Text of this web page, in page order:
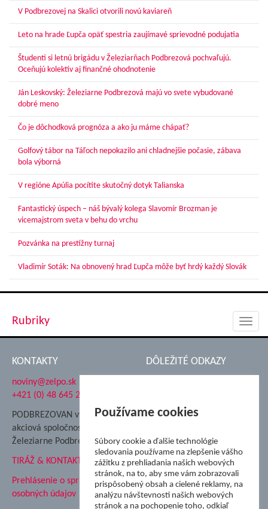
V Podbrezovej na Skalici otvorili novú kaviareň
Leto na hrade Ľupča opäť spestria zaujímavé sprievodné podujatia
Študenti si letnú brigádu v Železiarňach Podbrezová pochvaľujú.
Oceňujú kolektív aj finančné ohodnotenie
Ján Leskovský: Železiarne Podbrezová majú vo svete vybudované
dobré meno
Čo je dôchodková prognóza a ako ju máme chápať?
Golfový tábor na Táľoch nepokazilo ani chladnejšie počasie, zábava
bola výborná
V regióne Apúlia pocítite skutočný dotyk Talianska
Fantastický úspech – náš bývalý kolega Slavomír Brozman je
vicemajstrom sveta v behu do vrchu
Pozvánka na prestížny turnaj
Vladimír Soták: Na obnovený hrad Ľupča môže byť hrdý každý Slovák
Rubriky
KONTAKTY
noviny@zelpo.sk
+421 (0) 48 645 2711
PODBREZOVAN vydáva
akciová spoločnosť
Železiarne Podbrezová
TIRÁŽ & KONTAKT
Prehlásenie o spracovaní
osobných údajov
DÔLEŽITÉ ODKAZY
Nadácia Železiarne
ŽP Informatika s.r.o.
ŠK Železiarne Podbrezová
Tále a.s.
Používame cookies
Súbory cookie a ďalšie technológie
sledovania používame na zlepšenie vášho
zážitku z prehliadania našich webových
stránok, na to, aby sme vám zobrazovali
prispôsobený obsah a cielené reklamy, na
analýzu návštevnosti našich webových
stránok a na pochopenie toho, odkiaľ